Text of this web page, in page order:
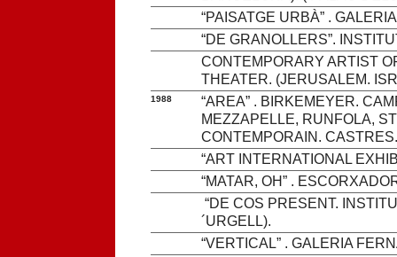
“PAISATGE URBÀ” .
“DE GRANOLLERS”.
CONTEMPORARY ARTIST
THEATER. (JERUSALEM.
1988
“AREA” . BIRKEMEYER.
MEZZAPELLE, RUNFOLA,
CONTEMPORAIN.
“ART INTERNATIONAL
“MATAR, OH” .
“DE COS PRESENT.
´URGELL).
“VERTICAL” . GALERIA